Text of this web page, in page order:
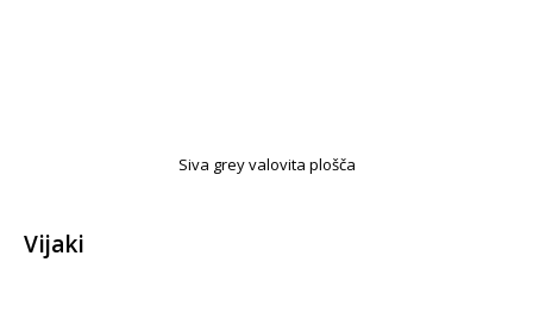
Siva grey valovita plošča
Vijaki